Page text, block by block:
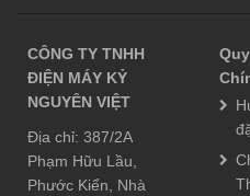
CÔNG TY TNHH
ĐIỆN MÁY KỶ
NGUYÊN VIỆT
Địa chỉ: 387/2A
Phạm Hữu Lầu,
Phước Kiển, Nhà